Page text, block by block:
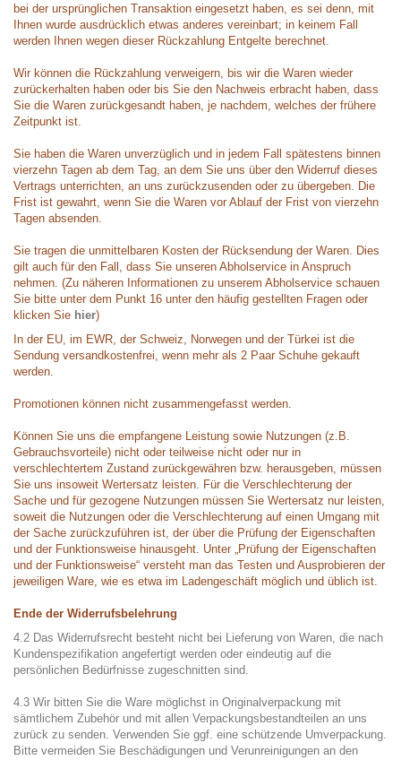
bei der ursprünglichen Transaktion eingesetzt haben, es sei denn, mit
Ihnen wurde ausdrücklich etwas anderes vereinbart; in keinem Fall
werden Ihnen wegen dieser Rückzahlung Entgelte berechnet.
Wir können die Rückzahlung verweigern, bis wir die Waren wieder
zurückerhalten haben oder bis Sie den Nachweis erbracht haben, dass
Sie die Waren zurückgesandt haben, je nachdem, welches der frühere
Zeitpunkt ist.
Sie haben die Waren unverzüglich und in jedem Fall spätestens binnen
vierzehn Tagen ab dem Tag, an dem Sie uns über den Widerruf dieses
Vertrags unterrichten, an uns zurückzusenden oder zu übergeben. Die
Frist ist gewahrt, wenn Sie die Waren vor Ablauf der Frist von vierzehn
Tagen absenden.
Sie tragen die unmittelbaren Kosten der Rücksendung der Waren. Dies
gilt auch für den Fall, dass Sie unseren Abholservice in Anspruch
nehmen. (Zu näheren Informationen zu unserem Abholservice schauen
Sie bitte unter dem Punkt 16 unter den häufig gestellten Fragen oder
klicken Sie hier)
In der EU, im EWR, der Schweiz, Norwegen und der Türkei ist die
Sendung versandkostenfrei, wenn mehr als 2 Paar Schuhe gekauft
werden.
Promotionen können nicht zusammengefasst werden.
Können Sie uns die empfangene Leistung sowie Nutzungen (z.B.
Gebrauchsvorteile) nicht oder teilweise nicht oder nur in
verschlechtertem Zustand zurückgewähren bzw. herausgeben, müssen
Sie uns insoweit Wertersatz leisten. Für die Verschlechterung der
Sache und für gezogene Nutzungen müssen Sie Wertersatz nur leisten,
soweit die Nutzungen oder die Verschlechterung auf einen Umgang mit
der Sache zurückzuführen ist, der über die Prüfung der Eigenschaften
und der Funktionsweise hinausgeht. Unter „Prüfung der Eigenschaften
und der Funktionsweise“ versteht man das Testen und Ausprobieren der
jeweiligen Ware, wie es etwa im Ladengeschäft möglich und üblich ist.
Ende der Widerrufsbelehrung
4.2 Das Widerrufsrecht besteht nicht bei Lieferung von Waren, die nach
Kundenspezifikation angefertigt werden oder eindeutig auf die
persönlichen Bedürfnisse zugeschnitten sind.
4.3 Wir bitten Sie die Ware möglichst in Originalverpackung mit
sämtlichem Zubehör und mit allen Verpackungsbestandteilen an uns
zurück zu senden. Verwenden Sie ggf. eine schützende Umverpackung.
Bitte vermeiden Sie Beschädigungen und Verunreinigungen an den